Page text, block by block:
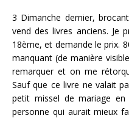
3 Dimanche dernier,
vend des livres anciens. Je
18ème, et demande le prix.
manquant (de manière
remarquer et on me
Sauf que ce livre ne valait
petit missel de mariage en
personne qui aurait mieux